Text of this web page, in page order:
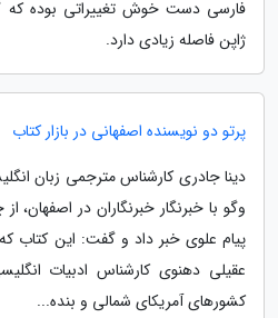
فارسی دست خوش تغییراتی بوده که
ژاپن فاصله زیادی دارد.
پرتو دو نویسنده اصفهانی در بازار کتاب
دینا جادری کارشناس مترجمی زبان
وگو با خبرنگار خبرنگاران در اصفهان،
پیام علوی خبر داد و گفت: این
عقیلی دهنوی کارشناس ادبیات
کشورهای آمریکای شمالی و بنده...